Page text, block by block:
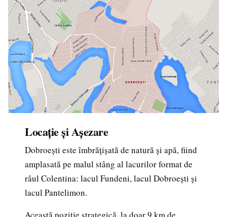
Locație și Așezare
Dobroești este îmbrățișată de natură și apă, fiind
amplasată pe malul stâng al lacurilor format de
râul Colentina: lacul Fundeni, lacul Dobroești și
lacul Pantelimon.